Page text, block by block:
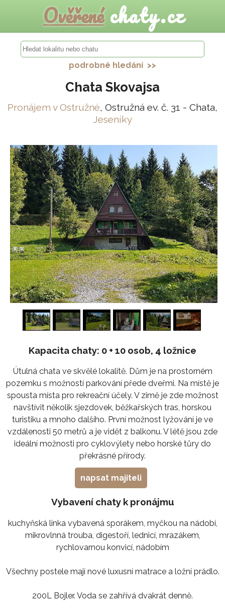
Ověřenéchaty.cz
podrobné hledání >>
Chata Skovajsa
Pronájem v Ostružné, Ostružná ev. č. 31 - Chata,
Jeseníky
1/24
Kapacita chaty: 0 + 10 osob, 4 ložnice
Útulná chata ve skvělé lokalitě. Dům je na prostorném
pozemku s možností parkování přede dveřmi. Na místě je
spousta místa pro rekreační účely. V zimě je zde možnost
navštívit několik sjezdovek, běžkařských tras, horskou
turistiku a mnoho dalšího. První možnost lyžování je ve
vzdálenosti 50 metrů a je vidět z balkonu. V létě jsou zde
ideální možnosti pro cyklovýlety nebo horské tůry do
překrásné přírody.
napsat majiteli
Vybavení chaty k pronájmu
kuchyňská linka vybavená sporákem, myčkou na nádobí,
mikrovlnná trouba, digestoří, lednicí, mrazákem,
rychlovarnou konvicí, nádobím
Všechny postele mají nové luxusní matrace a ložní prádlo.
200L Bojler. Voda se zahřívá dvakrát denně.